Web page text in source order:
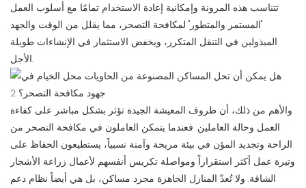
تتناسب هذه المرونة وإمكانية إعادة الاستخدام تمامًا مع أسلوب العمل
"المستمر والمتطور" لمكافحة التصحر، مما يقلل من الوقت والجهد
المبذولين في التنقل المتكرر، ويخفض الاستثمار في الإنشاءات طويلة
الأجل.
والأهم من ذلك، أن ظروف المعيشة الجيدة تؤثر بشكل مباشر على كفاءة
العمل وحالة العاملين. فعندما يتمكن العاملون في مكافحة التصحر من
الراحة وتجديد المؤن في بيئة مريحة وآمنة نسبياً، يستطيعون الحفاظ على
وتيرة عمل أكثر استقراراً ومواصلة تكريس أنفسهم لأعمال زراعة الأشجار
الشاقة. ولا تُعدّ المنازل الجاهزة مجرد مساكن، بل هي أيضاً نظام دعم